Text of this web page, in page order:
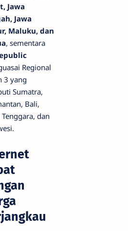
Jawa
Jawa
Maluku, dan
, sementara
Regional
3 yang
Sumatra,
Bali,
Tenggara, dan